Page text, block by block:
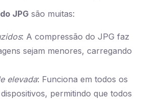
JPG são muitas:
: A compressão do JPG faz
sejam menores, carregando
elevada: Funciona em todos os
permitindo que todos